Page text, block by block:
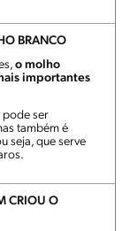
BRANCO
o molho
importantes
pode ser
também é
seja, que serve
CRIOU O